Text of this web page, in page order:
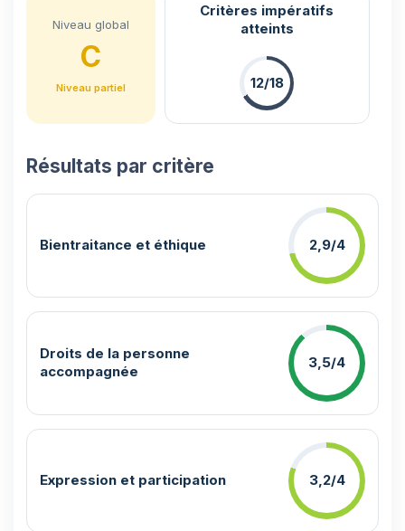
Niveau global
C
Niveau partiel
Critères impératifs
atteints
12/18
Résultats par critère
Bientraitance et éthique 2,9/4
Droits de la personne
accompagnée
3,5/4
Expression et participation 3,2/4